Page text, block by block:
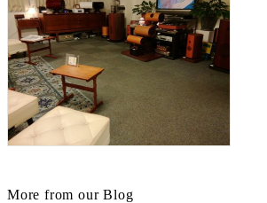
More from our Blog